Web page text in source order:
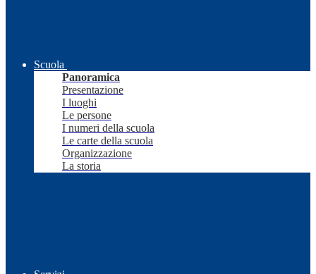
Scuola
Panoramica
Presentazione
I luoghi
Le persone
I numeri della scuola
Le carte della scuola
Organizzazione
La storia